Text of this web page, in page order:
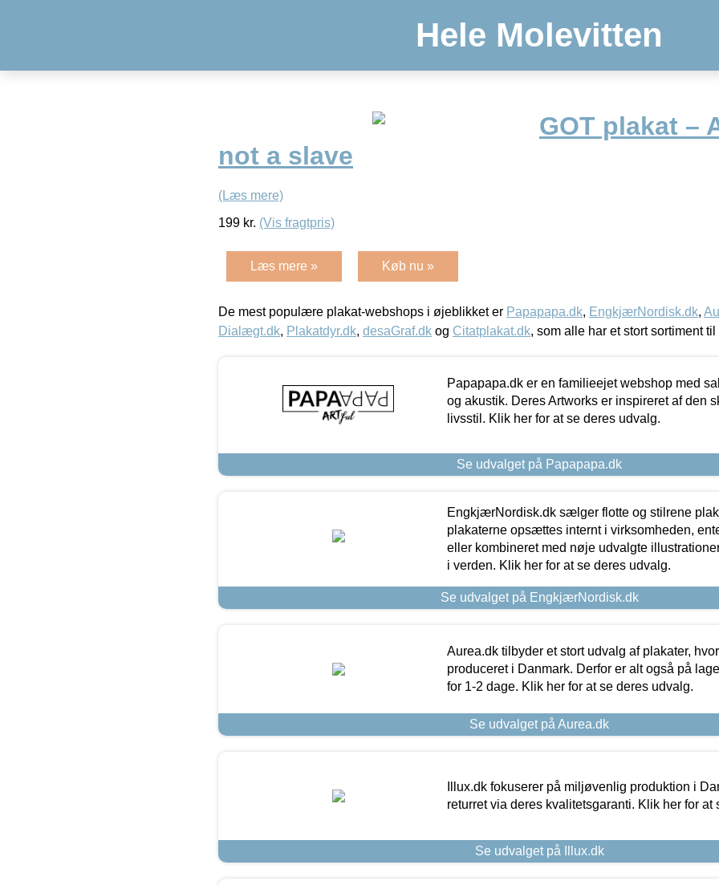
Hele Molevitten
GOT plakat –
not a slave
(Læs mere)
199 kr. (Vis fragtpris)
Læs mere » Køb nu »
De mest populære plakat-webshops i øjeblikket er Papapapa.dk, EngkjærNordisk.dk,
Dialægt.dk, Plakatdyr.dk, desaGraf.dk og Citatplakat.dk, som alle har et stort sortiment til
Papapapa.dk er en familieejet webshop med
og akustik. Deres Artworks er inspireret af den
livsstil. Klik her for at se deres udvalg.
Se udvalget på Papapapa.dk
EngkjærNordisk.dk sælger flotte og stilrene
plakaterne opsættes internt i virksomheden,
eller kombineret med nøje udvalgte
i verden. Klik her for at se deres udvalg.
Se udvalget på EngkjærNordisk.dk
Aurea.dk tilbyder et stort udvalg af plakater,
produceret i Danmark. Derfor er alt også på
for 1-2 dage. Klik her for at se deres udvalg.
Se udvalget på Aurea.dk
Illux.dk fokuserer på miljøvenlig produktion i
returret via deres kvalitetsgaranti. Klik her for at
Se udvalget på Illux.dk